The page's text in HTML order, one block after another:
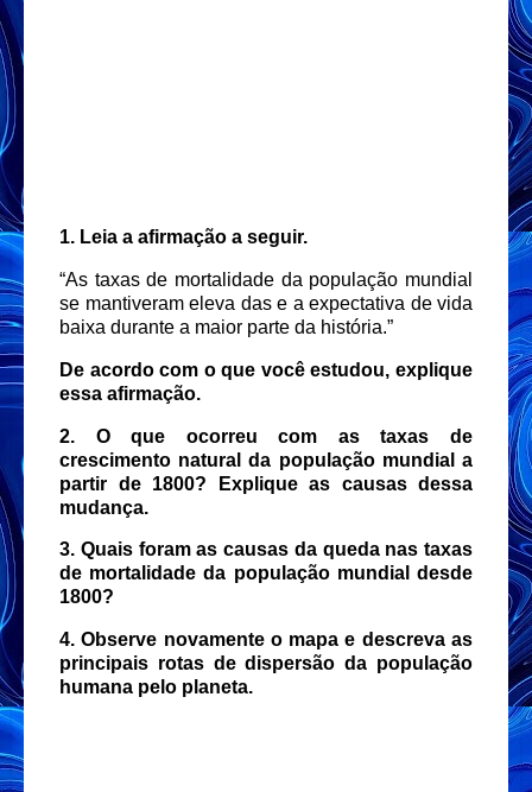
1. Leia a afirmação a seguir.
“As taxas de mortalidade da população mundial
se mantiveram eleva das e a expectativa de vida
baixa durante a maior parte da história.”
De acordo com o que você estudou, explique
essa afirmação.
2. O que ocorreu com as taxas de
crescimento natural da população mundial a
partir de 1800? Explique as causas dessa
mudança.
3. Quais foram as causas da queda nas taxas
de mortalidade da população mundial desde
1800?
4. Observe novamente o mapa e descreva as
principais rotas de dispersão da população
humana pelo planeta.